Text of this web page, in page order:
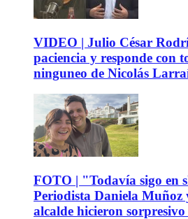
VIDEO | Julio César
paciencia y responde con
ninguneo de Nicolás
FOTO | "Todavía sigo en
Periodista Daniela Muñoz
alcalde hicieron